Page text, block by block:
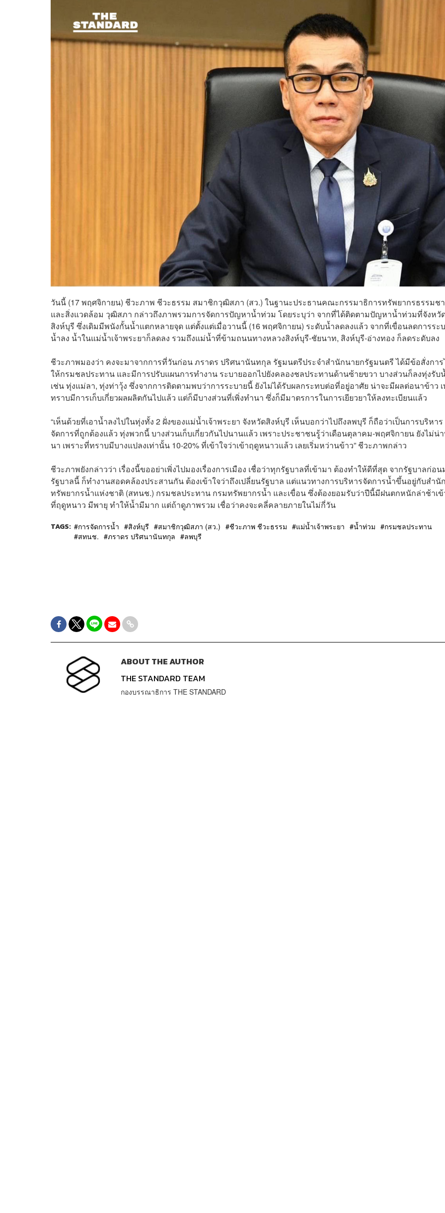
วันนี้ (17 พฤศจิกายน) ชีวะภาพ ชีวะธรรม สมาชิกวุฒิสภา (สว.) ในฐานะประธานคณะกรรมาธิการทรัพยากรธรรมช
และสิ่งแวดล้อม วุฒิสภา กล่าวถึงภาพรวมการจัดการปัญหาน้ำท่วม โดยระบุว่า จากที่ได้ติดตามปัญหาน้ำท่วมที่จังหวั
สิงห์บุรี ซึ่งเดิมมีพนังกั้นน้ำแตกหลายจุด แต่ตั้งแต่เมื่อวานนี้ (16 พฤศจิกายน) ระดับน้ำลดลงแล้ว จากที่เขื่อนลดการระ
น้ำลง น้ำในแม่น้ำเจ้าพระยาก็ลดลง รวมถึงแม่น้ำที่ข้ามถนนทางหลวงสิงห์บุรี-ชัยนาท, สิงห์บุรี-อ่างทอง ก็ลดระดับลง
ชีวะภาพมองว่า คงจะมาจากการที่วันก่อน ภราดร ปริศนานันทกุล รัฐมนตรีประจำสำนักนายกรัฐมนตรี ได้มีข้อสั่งการ
ให้กรมชลประทาน และมีการปรับแผนการทำงาน ระบายออกไปยังคลองชลประทานด้านซ้ายขวา บางส่วนก็ลงทุ่งรับ
เช่น ทุ่งแม่ลา, ทุ่งท่าวุ้ง ซึ่งจากการติดตามพบว่าการระบายนี้ ยังไม่ได้รับผลกระทบต่อที่อยู่อาศัย น่าจะมีผลต่อนาข้าว
ทราบมีการเก็บเกี่ยวผลผลิตกันไปแล้ว แต่ก็มีบางส่วนที่เพิ่งทำนา ซึ่งก็มีมาตรการในการเยียวยาให้ลงทะเบียนแล้ว
“เห็นด้วยที่เอาน้ำลงไปในทุ่งทั้ง 2 ฝั่งของแม่น้ำเจ้าพระยา จังหวัดสิงห์บุรี เห็นบอกว่าไปถึงลพบุรี ก็ถือว่าเป็นการบริหาร
จัดการที่ถูกต้องแล้ว ทุ่งพวกนี้ บางส่วนเก็บเกี่ยวกันไปนานแล้ว เพราะประชาชนรู้ว่าเดือนตุลาคม-พฤศจิกายน ยังไม่น่
นา เพราะที่ทราบมีบางแปลงเท่านั้น 10-20% ที่เข้าใจว่าเข้าฤดูหนาวแล้ว เลยเริ่มหว่านข้าว” ชีวะภาพกล่าว
ชีวะภาพยังกล่าวว่า เรื่องนี้ขออย่าเพิ่งไปมองเรื่องการเมือง เชื่อว่าทุกรัฐบาลที่เข้ามา ต้องทำให้ดีที่สุด จากรัฐบาลก่อน
รัฐบาลนี้ ก็ทำงานสอดคล้องประสานกัน ต้องเข้าใจว่าถึงเปลี่ยนรัฐบาล แต่แนวทางการบริหารจัดการน้ำขึ้นอยู่กับสำนั
ทรัพยากรน้ำแห่งชาติ (สทนช.) กรมชลประทาน กรมทรัพยากรน้ำ และเขื่อน ซึ่งต้องยอมรับว่าปีนี้มีฝนตกหนักล่าช้าเ
ที่ฤดูหนาว มีพายุ ทำให้น้ำมีมาก แต่ถ้าดูภาพรวม เชื่อว่าคงจะคลี่คลายภายในไม่กี่วัน
TAGS: การจัดการน้ำ สิงห์บุรี สมาชิกวุฒิสภา (สว.) ชีวะภาพ ชีวะธรรม แม่น้ำเจ้าพระยา น้ำท่วม
กรมชลประทาน
สทนช.
ภราดร ปริศนานันทกุล ลพบุรี
ABOUT THE AUTHOR
THE STANDARD TEAM
กองบรรณาธิการ THE STANDARD